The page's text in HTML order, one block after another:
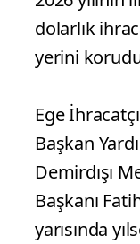
dolarlık
yerini
Ege
Başkan
Demirdışı
Başkanı
yarısında